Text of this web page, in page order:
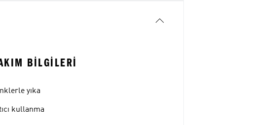
BILGILERI
yıka
kullanma